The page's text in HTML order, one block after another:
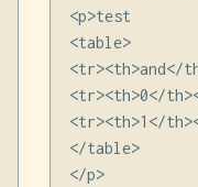
<p>test
<table>
<tr><th>and</
<tr><th>0</
<tr><th>1</
</table>
</p>